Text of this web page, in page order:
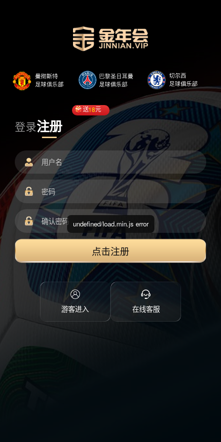
登录注册
送18元
点击注册
游客进入 在线客服
undefined/load.min.js error